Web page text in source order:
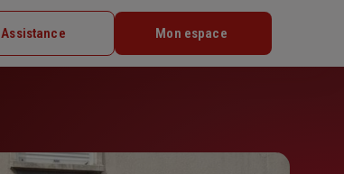
Assistance Mon espace